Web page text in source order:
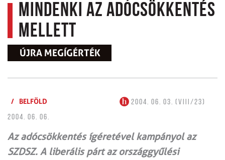
Mindenki az adócsökkentés
mellett
ÚJRA MEGÍGÉRTÉK
/ BELFÖLD
2004. 06. 03. (VIII/23)
2004. 06. 06.
Az adócsökkentés ígéretével kampányol az
SZDSZ. A liberális párt az országgyűlési